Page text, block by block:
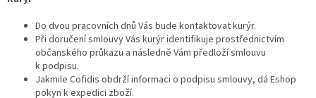
Do dvou pracovních dnů Vás bude kontaktovat kurýr.
Při doručení smlouvy Vás kurýr identifikuje prostřednictvím
občanského průkazu a následně Vám předloží smlouvu
k podpisu.
Jakmile Cofidis obdrží informaci o podpisu smlouvy, dá Eshop
pokyn k expedici zboží.